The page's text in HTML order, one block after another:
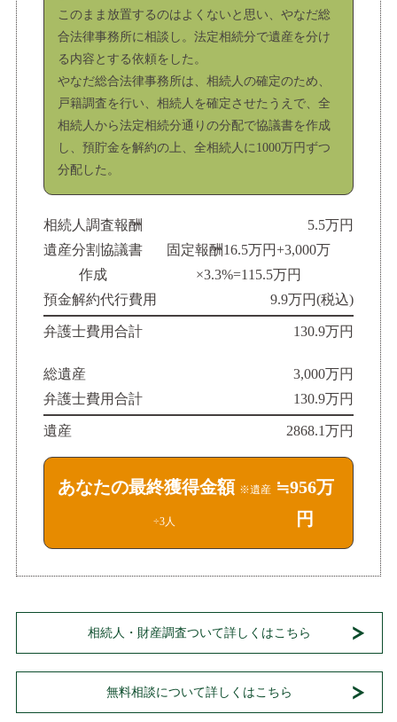
このまま放置するのはよくないと思い、やなだ総
合法律事務所に相談し。法定相続分で遺産を分け
る内容とする依頼をした。
やなだ総合法律事務所は、相続人の確定のため、
戸籍調査を行い、相続人を確定させたうえで、全
相続人から法定相続分通りの分配で協議書を作成
し、預貯金を解約の上、全相続人に1000万円ずつ
分配した。
相続人調査報酬
5.5万円
遺産分割協議書
作成
固定報酬16.5万円+3,000万
×3.3%=115.5万円
預金解約代行費用
9.9万円(税込)
弁護士費用合計 130.9万円
総遺産
3,000万円
弁護士費用合計
130.9万円
遺産 2868.1万円
あなたの最終獲得金額 ※遺産
÷3人
≒956万
円
相続人・財産調査ついて詳しくはこちら
無料相談について詳しくはこちら